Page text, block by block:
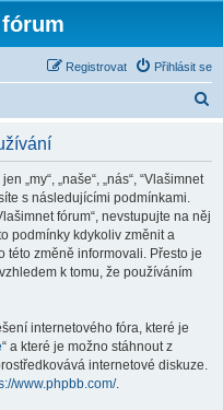
Přihlásit se
Registrovat
„my“, „naše“, „nás“, “Vlašimnet
s následujícími podmínkami.
fórum“, nevstupujte na něj
podmínky kdykoliv změnit a
této změně informovali. Přesto je
k tomu, že používáním
internetového fóra, které je
“ a které je možno stáhnout z
internetové diskuze.
www.phpbb.com/.